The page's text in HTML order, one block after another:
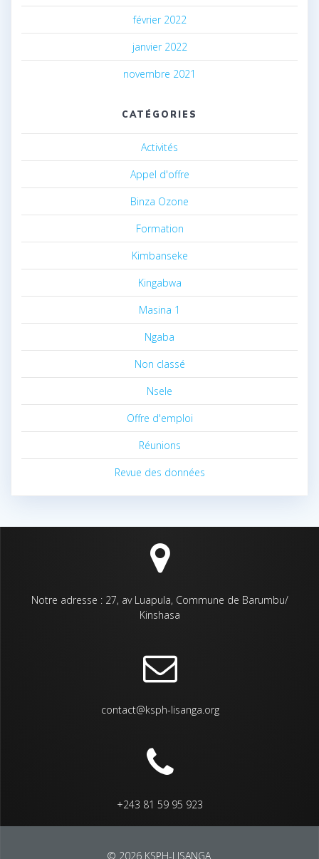
février 2022
janvier 2022
novembre 2021
CATÉGORIES
Activités
Appel d'offre
Binza Ozone
Formation
Kimbanseke
Kingabwa
Masina 1
Ngaba
Non classé
Nsele
Offre d'emploi
Réunions
Revue des données
Notre adresse : 27, av Luapula, Commune de Barumbu/
Kinshasa
contact@ksph-lisanga.org
+243 81 59 95 923
© 2026 KSPH-LISANGA.